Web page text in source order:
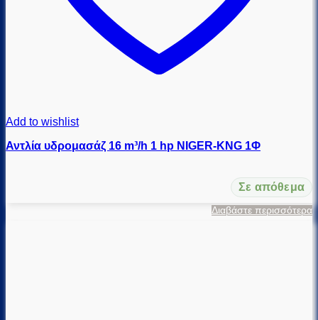
Add to wishlist
Αντλία υδρομασάζ 16 m³/h 1 hp NIGER-KNG 1Φ
Σε απόθεμα
Διαβάστε περισσότερα